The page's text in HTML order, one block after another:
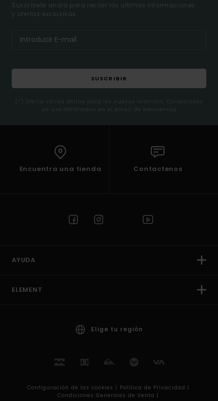
Suscríbete ahora para recibir las ultimas informaciones
y ofertas exclusivas.
SUSCRIBIR
(*) Oferta valida online para los nuevos inscritos. Condiciones
de uso detalladas en el email de bienvenida
Encuentra una tienda Contactenos
AYUDA
ELEMENT
Elige tu región
Configuración de las cookies | Política de Privacidad |
Condiciones Generales de Venta |